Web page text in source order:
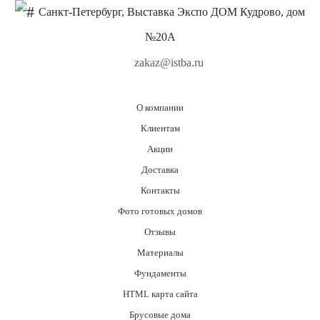
Санкт-Петербург, Выставка Экспо ДОМ Кудрово, дом
№20А
zakaz@istba.ru
О компании
Клиентам
Акции
Доставка
Контакты
Фото готовых домов
Отзывы
Материалы
Фундаменты
HTML карта сайта
Брусовые дома